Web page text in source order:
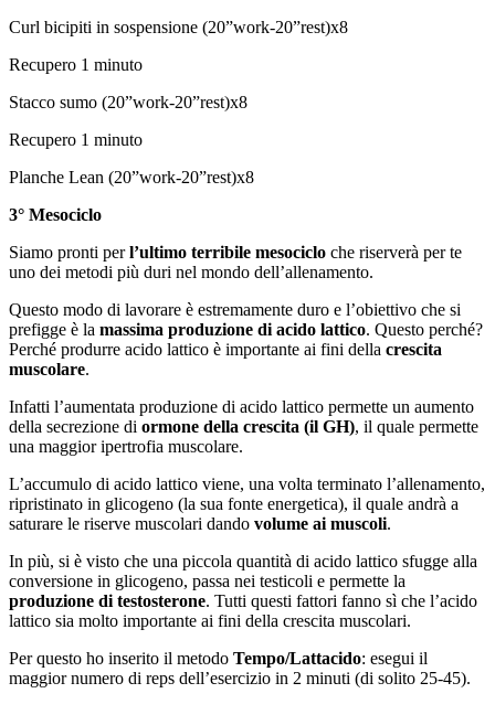
Curl bicipiti in sospensione (20”work-20”rest)x8
Recupero 1 minuto
Stacco sumo (20”work-20”rest)x8
Recupero 1 minuto
Planche Lean (20”work-20”rest)x8
3° Mesociclo
Siamo pronti perl’ultimo terribile mesociclo che riserverà per te
uno dei metodi più duri nel mondo dell’allenamento.
Questo modo di lavorare è estremamente duro e l’obiettivo che si
prefigge è la massima produzione di acido lattico. Questo perché?
Perché produrre acido lattico è importante ai fini della crescita
muscolare.
Infatti l’aumentata produzione di acido lattico permette un aumento
della secrezione di ormone della crescita (il GH), il quale permette
una maggior ipertrofia muscolare.
L’accumulo di acido lattico viene, una volta terminato l’allenamento,
ripristinato in glicogeno (la sua fonte energetica), il quale andrà a
saturare le riserve muscolari dando volume ai muscoli.
In più, si è visto che una piccola quantità di acido lattico sfugge alla
conversione in glicogeno, passa nei testicoli e permette la
produzione di testosterone. Tutti questi fattori fanno sì che l’acido
lattico sia molto importante ai fini della crescita muscolari.
Per questo ho inserito il metodo Tempo/Lattacido: esegui il
maggior numero di reps dell’esercizio in 2 minuti (di solito 25-45).